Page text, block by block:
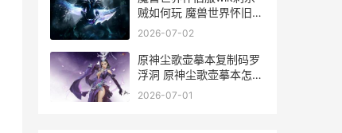
贼如何玩 魔兽世界怀旧服
直升
2026-07-02
原神尘歌壶摹本复制码罗
浮洞 原神尘歌壶摹本怎么
用
2026-07-01